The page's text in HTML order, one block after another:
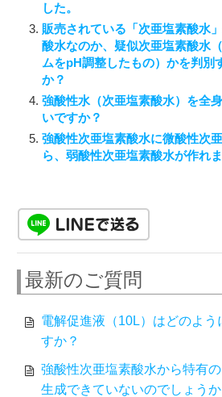
した。
販売されている「次亜塩素酸水
酸水なのか、疑似次亜塩素酸水
ムをpH調整したもの）かを判別
か？
強酸性水（次亜塩素酸水）を全
いですか？
強酸性次亜塩素酸水に微酸性次
ら、弱酸性次亜塩素酸水が作れ
最新のご質問
電解促進液（10L）はどのよ
すか？
強酸性次亜塩素酸水から特有
生成できていないのでしょうか